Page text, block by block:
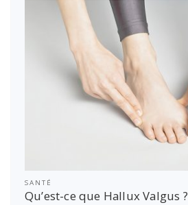
SANTÉ
Qu’est-ce que Hallux Valgus ?